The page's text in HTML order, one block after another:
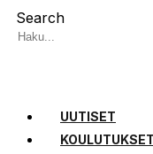
Search
UUTISET
KOULUTUKSET